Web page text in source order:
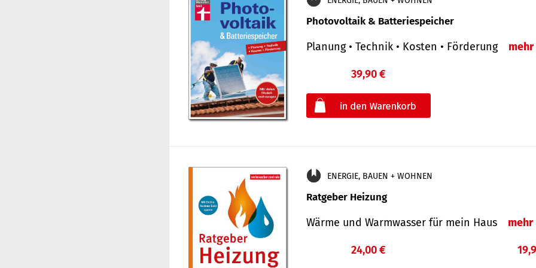
Photovoltaik & Batteriespeicher
Planung • Technik • Kosten • Förderung mehr
39,90 €
ENERGIE, BAUEN + WOHNEN
Ratgeber Heizung
Wärme und Warmwasser für mein Haus mehr
24,00 €